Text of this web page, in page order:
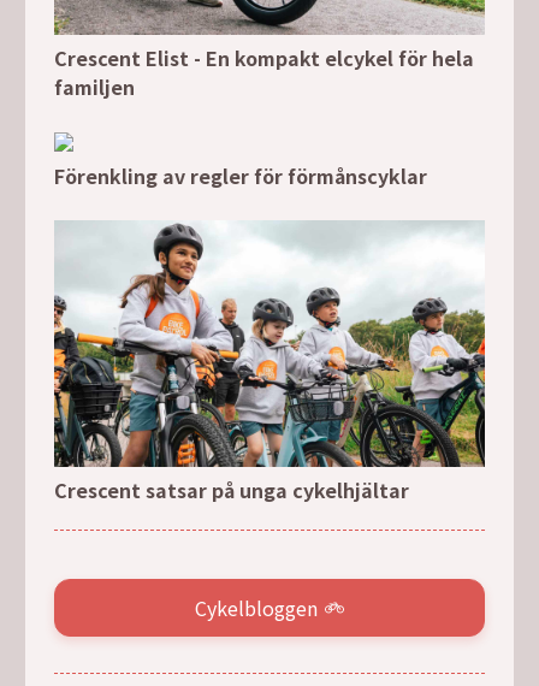
Crescent Elist - En kompakt elcykel för hela
familjen
Förenkling av regler för förmånscyklar
Crescent satsar på unga cykelhjältar
Cykelbloggen